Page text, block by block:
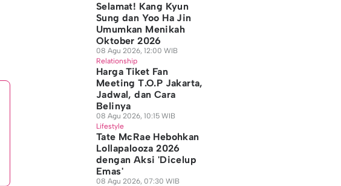
Selamat! Kang Kyun
Sung dan Yoo Ha Jin
Umumkan Menikah
Oktober 2026
08 Agu 2026, 12:00 WIB
Relationship
Harga Tiket Fan
Meeting T.O.P Jakarta,
Jadwal, dan Cara
Belinya
08 Agu 2026, 10:15 WIB
Lifestyle
Tate McRae Hebohkan
Lollapalooza 2026
dengan Aksi 'Dicelup
Emas'
08 Agu 2026, 07:30 WIB